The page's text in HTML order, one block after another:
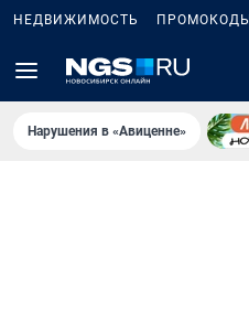
НЕДВИЖИМОСТЬ ПРОМОКОДЫ
Нарушения в «Авиценне»